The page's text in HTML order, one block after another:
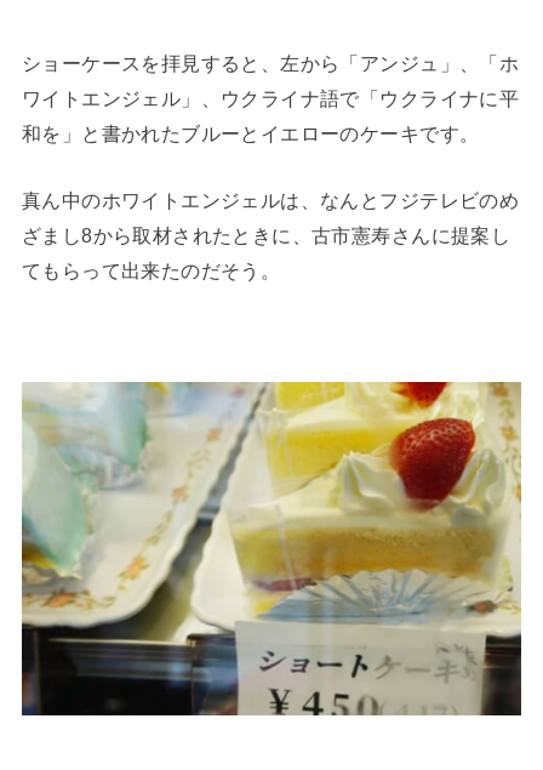
ショーケースを拝見すると、左から「アンジュ」、「ホ
ワイトエンジェル」、ウクライナ語で「ウクライナに平
和を」と書かれたブルーとイエローのケーキです。
真ん中のホワイトエンジェルは、なんとフジテレビのめ
ざまし8から取材されたときに、古市憲寿さんに提案し
てもらって出来たのだそう。